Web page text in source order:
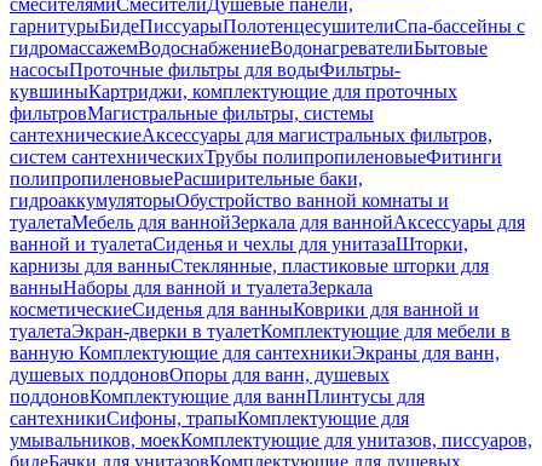
смесителямиСмесителиДушевые панели,
гарнитурыБидеПиссуарыПолотенцесушителиСпа-бассейны с
гидромассажемВодоснабжениеВодонагревателиБытовые
насосыПроточные фильтры для водыФильтры-
кувшиныКартриджи, комплектующие для проточных
фильтровМагистральные фильтры, системы
сантехническиеАксессуары для магистральных фильтров,
систем сантехническихТрубы полипропиленовыеФитинги
полипропиленовыеРасширительные баки,
гидроаккумуляторыОбустройство ванной комнаты и
туалетаМебель для ваннойЗеркала для ваннойАксессуары для
ванной и туалетаСиденья и чехлы для унитазаШторки,
карнизы для ванныСтеклянные, пластиковые шторки для
ванныНаборы для ванной и туалетаЗеркала
косметическиеСиденья для ванныКоврики для ванной и
туалетаЭкран-дверки в туалетКомплектующие для мебели в
ванную Комплектующие для сантехникиЭкраны для ванн,
душевых поддоновОпоры для ванн, душевых
поддоновКомплектующие для ваннПлинтусы для
сантехникиСифоны, трапыКомплектующие для
умывальников, моекКомплектующие для унитазов, писсуаров,
бидеБачки для унитазовКомплектующие для душевых